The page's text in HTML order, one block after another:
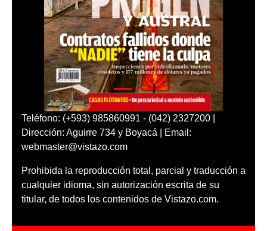
Teléfono: (+593) 985860991 - (042) 2327200 |
Dirección: Aguirre 734 y Boyacá | Email:
webmaster@vistazo.com
Prohibida la reproducción total, parcial y traducción a
cualquier idioma, sin autorización escrita de su
titular, de todos los contenidos de Vistazo.com.